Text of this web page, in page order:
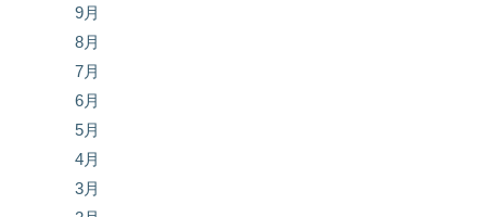
9月
8月
7月
6月
5月
4月
3月